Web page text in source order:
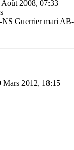
2008, 07:33
NS Guerrier mari
Mars 2012, 18:15